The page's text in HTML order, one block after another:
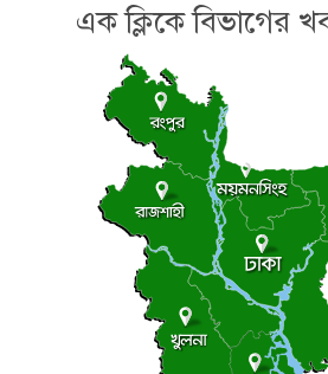
এক ক্লিকে বিভাগের